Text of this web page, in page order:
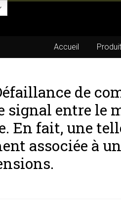
Accueil
de
signal entre le
En fait, une
associée à